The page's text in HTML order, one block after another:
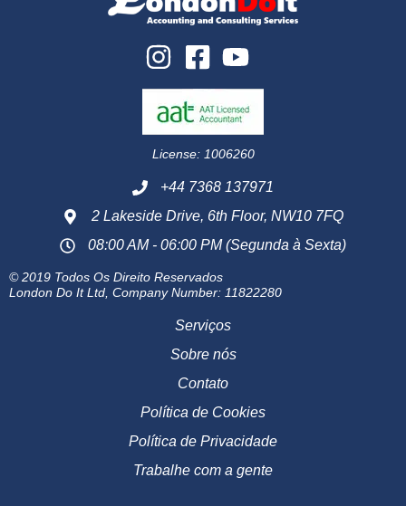
License: 1006260
+44 7368 137971
2 Lakeside Drive, 6th Floor, NW10 7FQ
08:00 AM - 06:00 PM (Segunda à Sexta)
© 2019 Todos Os Direito Reservados
London Do It Ltd, Company Number: 11822280
Serviços
Sobre nós
Contato
Política de Cookies
Política de Privacidade
Trabalhe com a gente